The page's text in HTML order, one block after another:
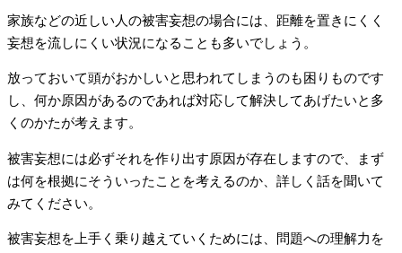
家族などの近しい人の被害妄想の場合には、距離を置きにくく
妄想を流しにくい状況になることも多いでしょう。
放っておいて頭がおかしいと思われてしまうのも困りものです
し、何か原因があるのであれば対応して解決してあげたいと多
くのかたが考えます。
被害妄想には必ずそれを作り出す原因が存在しますので、まず
は何を根拠にそういったことを考えるのか、詳しく話を聞いて
みてください。
被害妄想を上手く乗り越えていくためには、問題への理解力を